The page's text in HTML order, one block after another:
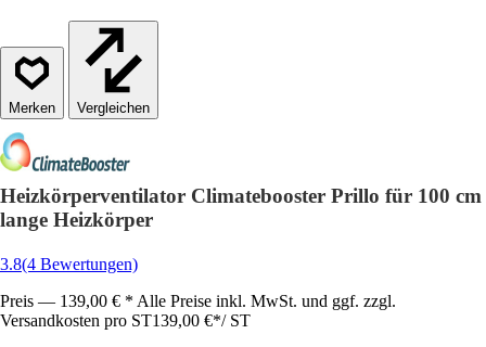
Vergleichen
Heizkörperventilator Climatebooster Prillo für 100 cm
lange Heizkörper
3.8(4 Bewertungen)
Preis — 139,00 € * Alle Preise inkl. MwSt. und ggf. zzgl.
Versandkosten pro ST139,00 €*/ ST